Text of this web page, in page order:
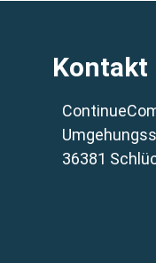
Kontakt
36381